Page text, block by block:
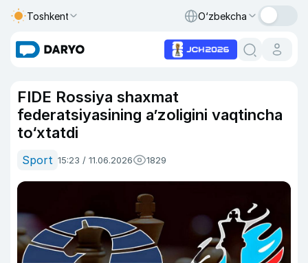
Toshkent O‘zbekcha
FIDE Rossiya shaxmat
federatsiyasining a’zoligini vaqtincha
to‘xtatdi
Sport 15:23 / 11.06.2026 1829